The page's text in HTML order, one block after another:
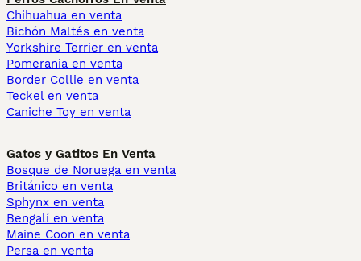
Chihuahua en venta
Bichón Maltés en venta
Yorkshire Terrier en venta
Pomerania en venta
Border Collie en venta
Teckel en venta
Caniche Toy en venta
Gatos y Gatitos En Venta
Bosque de Noruega en venta
Británico en venta
Sphynx en venta
Bengalí en venta
Maine Coon en venta
Persa en venta